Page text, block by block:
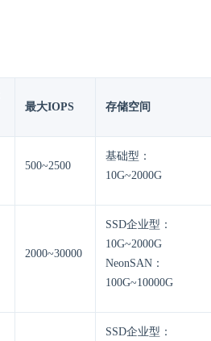
最大IOPS 存储空间
500~2500
基础型：
10G~2000G
2000~30000
SSD企业型：
10G~2000G
NeonSAN：
100G~10000G
SSD企业型：